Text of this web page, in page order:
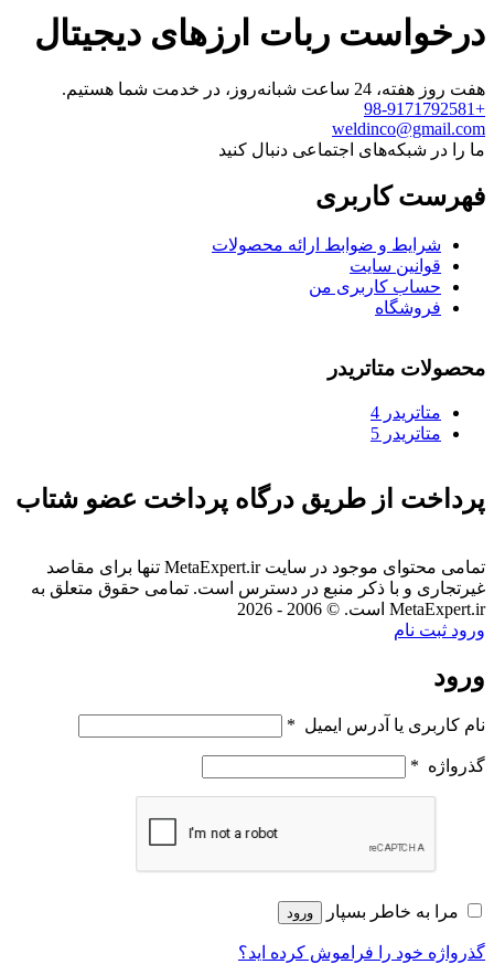
درخواست ربات ارزهای دیجیتال
هفت روز هفته، 24 ساعت شبانه‌روز، در خدمت شما هستیم.
+98-9171792581
weldinco@gmail.com
ما را در شبکه‌های اجتماعی دنبال کنید
فهرست کاربری
شرایط و ضوابط ارائه محصولات
قوانین سایت
حساب کاربری من
فروشگاه
محصولات متاتریدر
متاتريدر 4
متاتريدر 5
پرداخت از طریق درگاه پرداخت عضو شتاب
تمامی محتوای موجود در سایت MetaExpert.ir تنها برای مقاصد
غیرتجاری و با ذکر منبع در دسترس است. تمامی حقوق متعلق به
MetaExpert.ir است. © 2006 - 2026
ورود ثبت نام
ورود
نام کاربری یا آدرس ایمیل *
گذرواژه *
مرا به خاطر بسپار ورود
گذرواژه خود را فراموش کرده اید؟